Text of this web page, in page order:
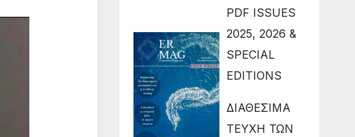
PDF ISSUES
2025, 2026 &
SPECIAL
EDITIONS
ΔΙΑΘΕΣΙΜΑ
ΤΕΥΧΗ ΤΩΝ